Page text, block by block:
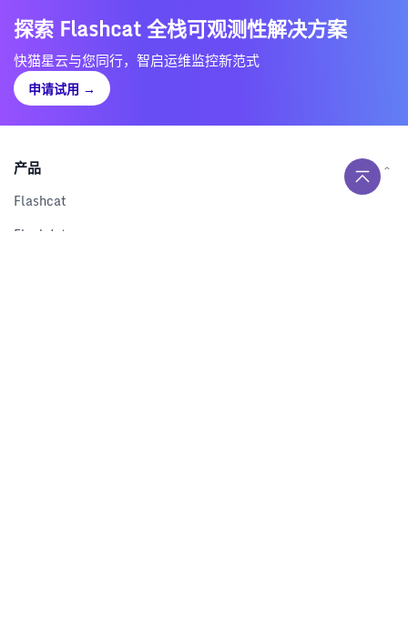
探索 Flashcat 全栈可观测性解决方案
快猫星云与您同行，智启运维监控新范式
申请试用 →
产品
Flashcat
Flashduty